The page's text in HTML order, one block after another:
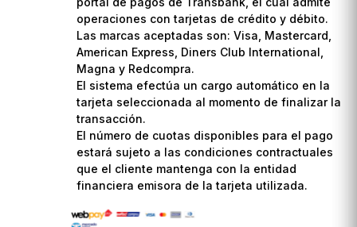
operaciones con tarjetas de crédito y débito.
Las marcas aceptadas son: Visa, Mastercard,
American Express, Diners Club International,
Magna y Redcompra.
El sistema efectúa un cargo automático en la
tarjeta seleccionada al momento de finalizar la
transacción.
El número de cuotas disponibles para el pago
estará sujeto a las condiciones contractuales
que el cliente mantenga con la entidad
financiera emisora de la tarjeta utilizada.